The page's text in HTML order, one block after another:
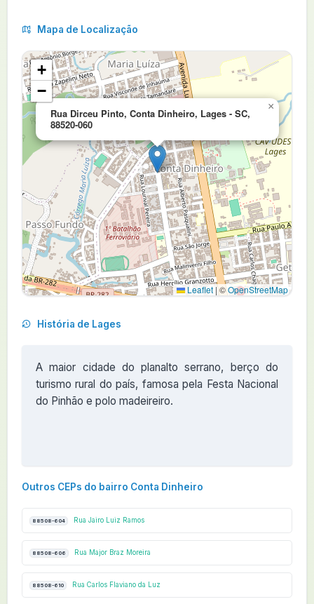
Mapa de Localização
Rua Dirceu Pinto, Conta Dinheiro, Lages - SC,
88520-060
×
+
−
Leaflet |©OpenStreetMap
História de Lages
A maior cidade do planalto serrano, berço do
turismo rural do país, famosa pela Festa Nacional
do Pinhão e polo madeireiro.
Outros CEPs do bairro Conta Dinheiro
88508-604 Rua Jairo Luiz Ramos
88508-606 Rua Major Braz Moreira
88508-610 Rua Carlos Flaviano da Luz